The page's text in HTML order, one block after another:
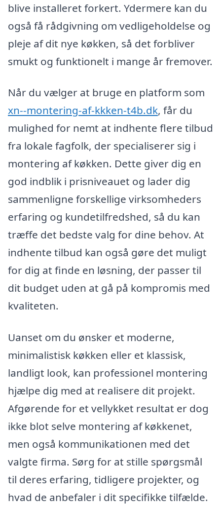
blive installeret forkert. Ydermere kan du
også få rådgivning om vedligeholdelse og
pleje af dit nye køkken, så det forbliver
smukt og funktionelt i mange år fremover.
Når du vælger at bruge en platform som
xn--montering-af-kkken-t4b.dk, får du
mulighed for nemt at indhente flere tilbud
fra lokale fagfolk, der specialiserer sig i
montering af køkken. Dette giver dig en
god indblik i prisniveauet og lader dig
sammenligne forskellige virksomheders
erfaring og kundetilfredshed, så du kan
træffe det bedste valg for dine behov. At
indhente tilbud kan også gøre det muligt
for dig at finde en løsning, der passer til
dit budget uden at gå på kompromis med
kvaliteten.
Uanset om du ønsker et moderne,
minimalistisk køkken eller et klassisk,
landligt look, kan professionel montering
hjælpe dig med at realisere dit projekt.
Afgørende for et vellykket resultat er dog
ikke blot selve montering af køkkenet,
men også kommunikationen med det
valgte firma. Sørg for at stille spørgsmål
til deres erfaring, tidligere projekter, og
hvad de anbefaler i dit specifikke tilfælde.